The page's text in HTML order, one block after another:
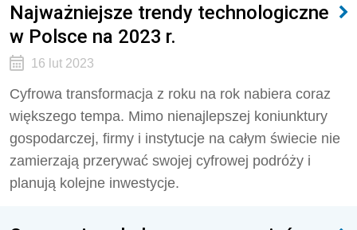
Najważniejsze trendy technologiczne
w Polsce na 2023 r.
16 lut 2023
Cyfrowa transformacja z roku na rok nabiera coraz
większego tempa. Mimo nienajlepszej koniunktury
gospodarczej, firmy i instytucje na całym świecie nie
zamierzają przerywać swojej cyfrowej podróży i
planują kolejne inwestycje.